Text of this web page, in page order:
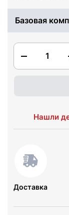
Базовая
1
Нашли
Доставка